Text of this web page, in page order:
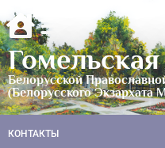
Белорусской
(Белорусского Экзархата
КОНТАКТЫ